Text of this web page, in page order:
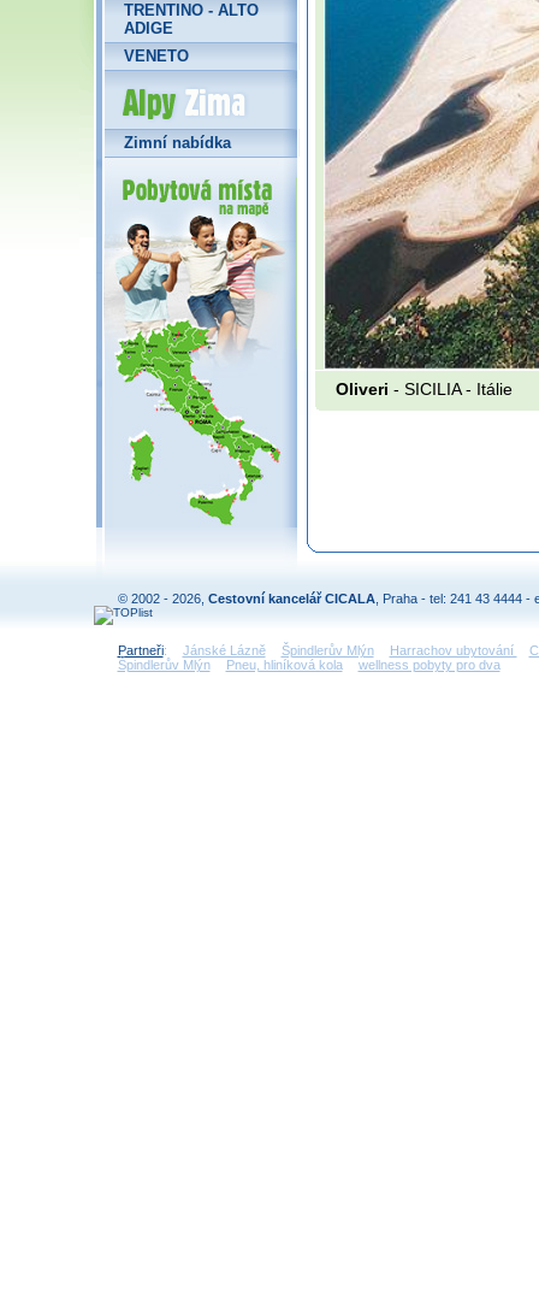
Oliveri - SICILIA - Itálie
TRENTINO - ALTO
ADIGE
VENETO
Alpy Zima
Zimní nabídka
© 2002 - 2026, Cestovní kancelář CICALA , Praha - tel: 241 43 4444 -
Partneři: Jánské Lázně Špindlerův Mlýn Harrachov ubytování
Špindlerův Mlýn
Pneu, hliníková kola wellness pobyty pro dva